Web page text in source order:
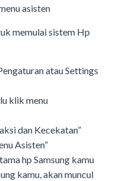
asisten
memulai sistem Hp
atau Settings
klik menu
dan Kecekatan”
Asisten”
hp Samsung kamu
kamu, akan muncul